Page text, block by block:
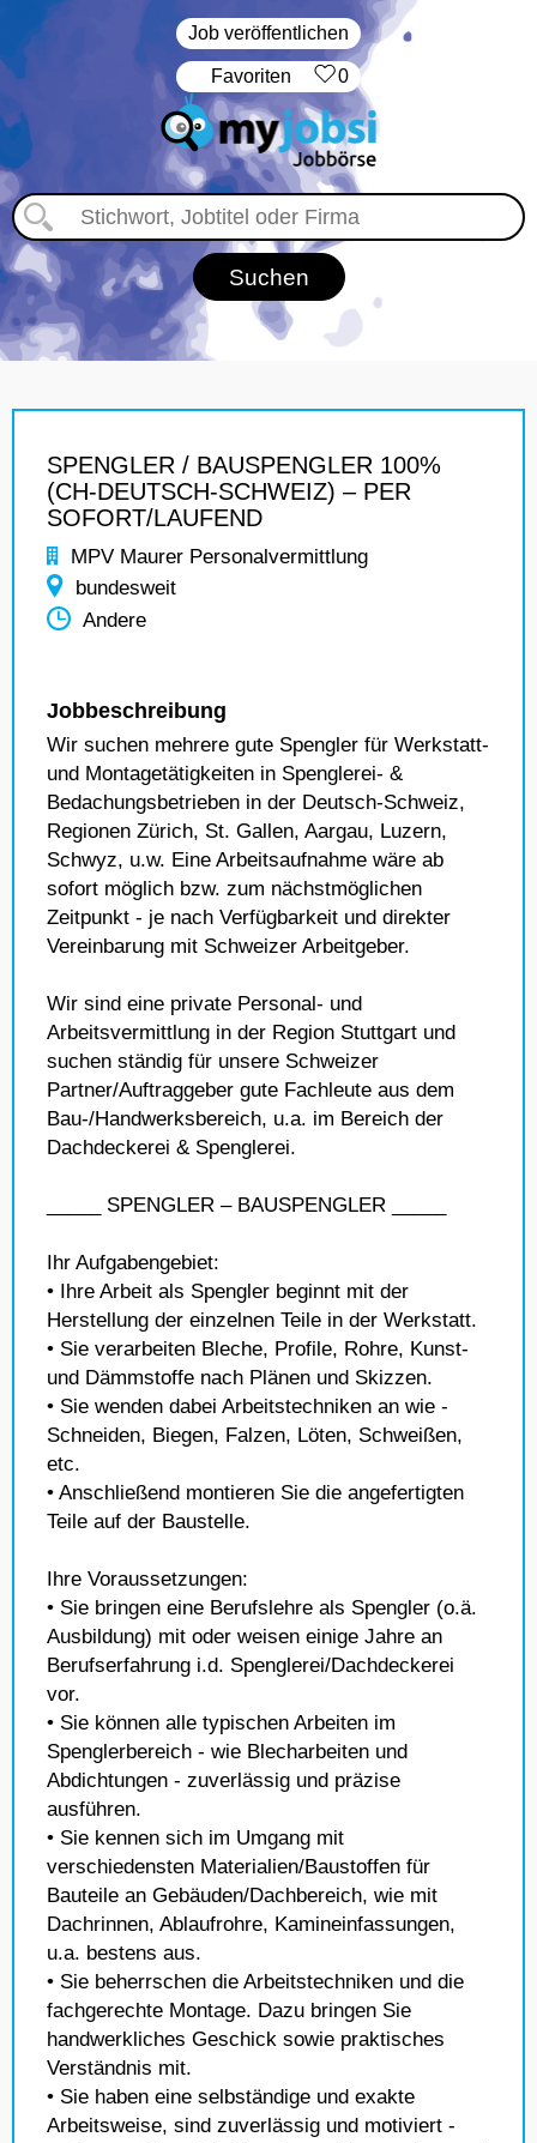
Job veröffentlichen
‏Favoriten 0
SPENGLER / BAUSPENGLER 100%
(CH-DEUTSCH-SCHWEIZ) – PER
SOFORT/LAUFEND
MPV Maurer Personalvermittlung
bundesweit
Andere
Jobbeschreibung
Wir suchen mehrere gute Spengler für Werkstatt-
und Montagetätigkeiten in Spenglerei- &
Bedachungsbetrieben in der Deutsch-Schweiz,
Regionen Zürich, St. Gallen, Aargau, Luzern,
Schwyz, u.w. Eine Arbeitsaufnahme wäre ab
sofort möglich bzw. zum nächstmöglichen
Zeitpunkt - je nach Verfügbarkeit und direkter
Vereinbarung mit Schweizer Arbeitgeber.
Wir sind eine private Personal- und
Arbeitsvermittlung in der Region Stuttgart und
suchen ständig für unsere Schweizer
Partner/Auftraggeber gute Fachleute aus dem
Bau-/Handwerksbereich, u.a. im Bereich der
Dachdeckerei & Spenglerei.
_____ SPENGLER – BAUSPENGLER _____
Ihr Aufgabengebiet:
• Ihre Arbeit als Spengler beginnt mit der
Herstellung der einzelnen Teile in der Werkstatt.
• Sie verarbeiten Bleche, Profile, Rohre, Kunst-
und Dämmstoffe nach Plänen und Skizzen.
• Sie wenden dabei Arbeitstechniken an wie -
Schneiden, Biegen, Falzen, Löten, Schweißen,
etc.
• Anschließend montieren Sie die angefertigten
Teile auf der Baustelle.
Ihre Voraussetzungen:
• Sie bringen eine Berufslehre als Spengler (o.ä.
Ausbildung) mit oder weisen einige Jahre an
Berufserfahrung i.d. Spenglerei/Dachdeckerei
vor.
• Sie können alle typischen Arbeiten im
Spenglerbereich - wie Blecharbeiten und
Abdichtungen - zuverlässig und präzise
ausführen.
• Sie kennen sich im Umgang mit
verschiedensten Materialien/Baustoffen für
Bauteile an Gebäuden/Dachbereich, wie mit
Dachrinnen, Ablaufrohre, Kamineinfassungen,
u.a. bestens aus.
• Sie beherrschen die Arbeitstechniken und die
fachgerechte Montage. Dazu bringen Sie
handwerkliches Geschick sowie praktisches
Verständnis mit.
• Sie haben eine selbständige und exakte
Arbeitsweise, sind zuverlässig und motiviert -